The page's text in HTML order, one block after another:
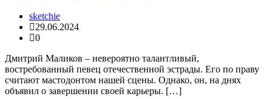
sketchie
29.06.2024
0
Дмитрий Маликов – невероятно талантливый,
востребованный певец отечественной эстрады. Его по праву
считают мастодонтом нашей сцены. Однако, он, на днях
объявил о завершении своей карьеры. […]